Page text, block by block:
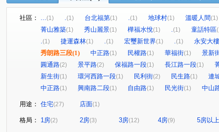
社區： ...(1) .(1) 台北福第(1) .(1) 地球村(1) 溫暖人間(1)
菁山雅築(1) 秀山麗景(1) 樺福水悅(1) .(1) 童話特區
.(1) 捷運森林(1) .(1) 宏璽新世界(1) .(1)
永安大樓
秀朗路三段(1) 中正路(1) 民權路(1) 華福街(1)
景新
圓通路(2) 景平路(2) 保福路一段(1) 長江路一段(1)
新生街(1) 環河西路一段(1) 民利街(2) 民生路(1)
連
中正路(1) 興南路二段(1) 自由路(1) 民光街(1) 中山
用途： 住宅(27) 店面(1)
格局： 1房(2) 2房(3) 3房(12) 4房(9) 5房以上